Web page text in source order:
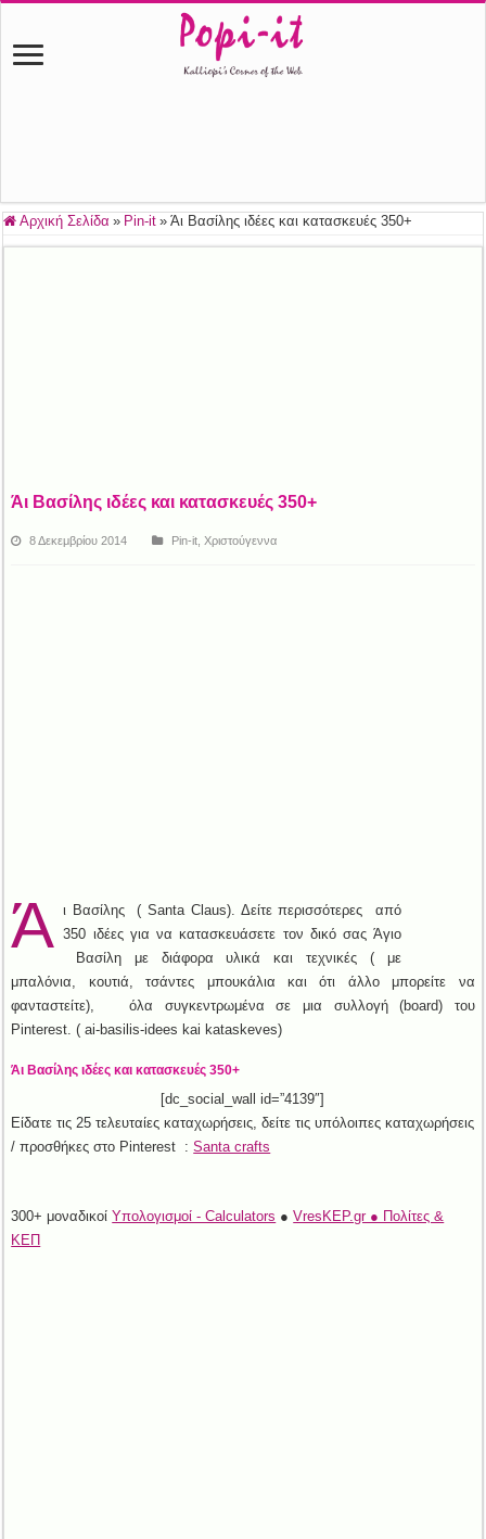
Αρχική Σελίδα » Pin-it » Άι Βασίλης ιδέες και κατασκευές 350+
Άι Βασίλης ιδέες και κατασκευές 350+
8 Δεκεμβρίου 2014 Pin-it ,Χριστούγεννα
Ά ι Βασίλης ( Santa Claus). Δείτε περισσότερες από
350 ιδέες για να κατασκευάσετε τον δικό σας Άγιο
Βασίλη με διάφορα υλικά και τεχνικές ( με
μπαλόνια, κουτιά, τσάντες μπουκάλια και ότι άλλο μπορείτε να
φανταστείτε), όλα συγκεντρωμένα σε μια συλλογή (board) του
Pinterest. ( ai-basilis-idees kai kataskeves)
Άι Βασίλης ιδέες και κατασκευές 350+
[dc_social_wall id=”4139″]
Είδατε τις 25 τελευταίες καταχωρήσεις, δείτε τις υπόλοιπες καταχωρήσεις
/ προσθήκες στο Pinterest :Santa crafts
300+ μοναδικοίΥπολογισμοί - Calculators ●VresKEP.gr ● Πολίτες &
ΚΕΠ